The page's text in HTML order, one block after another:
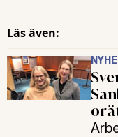
Läs även: